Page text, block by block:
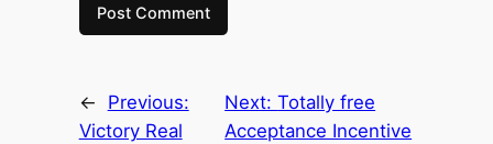
←
Previous:
Victory Real
Next:Totally free
Acceptance Incentive